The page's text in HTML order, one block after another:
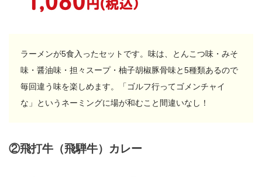
ラーメンが5食入ったセットです。味は、とんこつ味・みそ
味・醤油味・担々スープ・柚子胡椒豚骨味と5種類あるので
毎回違う味を楽しめます。「ゴルフ行ってゴメンチャイ
な」というネーミングに場が和むこと間違いなし！
②飛打牛（飛騨牛）カレー